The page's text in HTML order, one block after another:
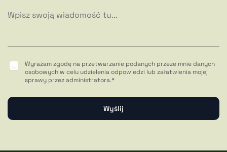
Wyrażam zgodę na przetwarzanie podanych przeze mnie danych
osobowych w celu udzielenia odpowiedzi lub załatwienia mojej
sprawy przez administratora.*